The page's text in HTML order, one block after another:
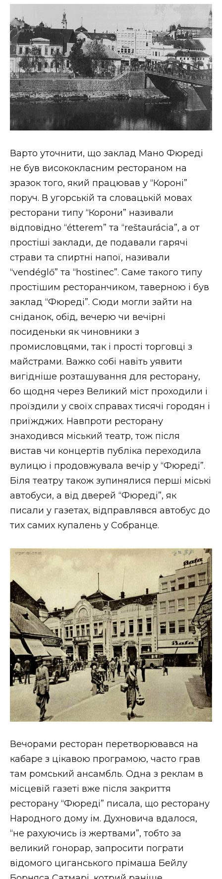
Варто уточнити, що заклад Мано Фюреді
не був висококласним рестораном на
зразок того, який працював у “Короні”
поруч. В угорській та словацькій мовах
ресторани типу “Корони” називали
відповідно “étterem” та “reštaurácia”, а от
простіші заклади, де подавали гарячі
страви та спиртні напої, називали
“vendéglő” та “hostinec”. Саме такого типу
простішим ресторанчиком, таверною і був
заклад “Фюреді”. Сюди могли зайти на
сніданок, обід, вечерю чи вечірні
посиденьки як чиновники з
промисловцями, так і прості торговці з
майстрами. Важко собі навіть уявити
вигідніше розташування для ресторану,
бо щодня через Великий міст проходили і
проїздили у своїх справах тисячі городян і
приїжджих. Навпроти ресторану
знаходився міський театр, тож після
вистав чи концертів публіка переходила
вулицю і продовжувала вечір у “Фюреді”.
Біля театру також зупинялися перші міські
автобуси, а від дверей “Фюреді”, як
писали у газетах, відправлявся автобус до
тих самих купалень у Собранце.
Вечорами ресторан перетворювався на
кабаре з цікавою програмою, часто грав
там ромський ансамбль. Одна з реклам в
місцевій газеті вже після закриття
ресторану “Фюреді” писала, що ресторану
Народного дому ім. Духновича вдалося,
“не рахуючись із жертвами”, тобто за
великий гонорар, запросити пограти
відомого циганського прімаша Бейлу